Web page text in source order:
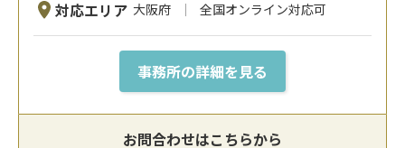
対応エリア 大阪府 全国オンライン対応可
事務所の詳細を見る
お問合わせはこちらから